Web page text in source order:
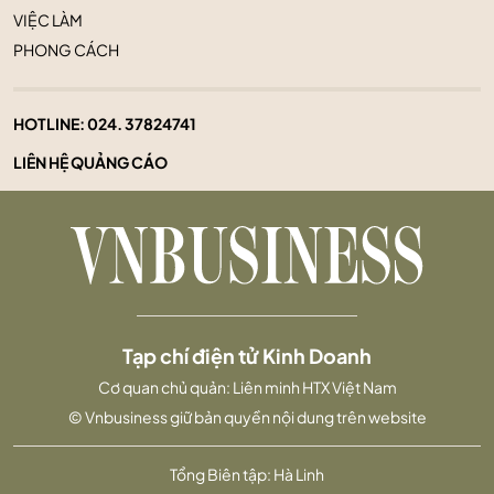
VIỆC LÀM
PHONG CÁCH
HOTLINE:024. 37824741
LIÊN HỆ QUẢNG CÁO
Tổng Biên tập: Hà Linh
Tạp chí điện tử Kinh Doanh
Cơ quan chủ quản: Liên minh HTX Việt Nam
© Vnbusiness giữ bản quyền nội dung trên website